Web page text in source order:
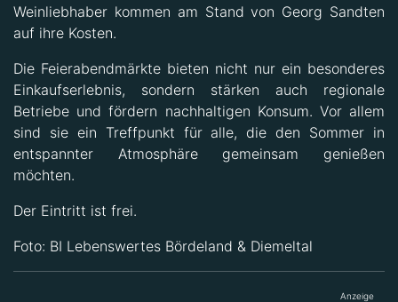
Weinliebhaber kommen am Stand von Georg Sandten
auf ihre Kosten.
Die Feierabendmärkte bieten nicht nur ein besonderes
Einkaufserlebnis, sondern stärken auch regionale
Betriebe und fördern nachhaltigen Konsum. Vor allem
sind sie ein Treffpunkt für alle, die den Sommer in
entspannter Atmosphäre gemeinsam genießen
möchten.
Der Eintritt ist frei.
Foto: BI Lebenswertes Bördeland & Diemeltal
Anzeige